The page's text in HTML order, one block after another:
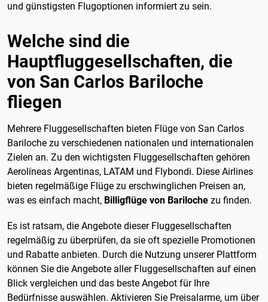
und günstigsten Flugoptionen informiert zu sein.
Welche sind die
Hauptfluggesellschaften, die
von San Carlos Bariloche
fliegen
Mehrere Fluggesellschaften bieten Flüge von San Carlos
Bariloche zu verschiedenen nationalen und internationalen
Zielen an. Zu den wichtigsten Fluggesellschaften gehören
Aerolíneas Argentinas, LATAM und Flybondi. Diese Airlines
bieten regelmäßige Flüge zu erschwinglichen Preisen an,
was es einfach macht, Billigflüge von Bariloche zu finden.
Es ist ratsam, die Angebote dieser Fluggesellschaften
regelmäßig zu überprüfen, da sie oft spezielle Promotionen
und Rabatte anbieten. Durch die Nutzung unserer Plattform
können Sie die Angebote aller Fluggesellschaften auf einen
Blick vergleichen und das beste Angebot für Ihre
Bedürfnisse auswählen. Aktivieren Sie Preisalarme, um über